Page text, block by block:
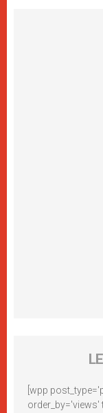
[wpp
order_by='views'